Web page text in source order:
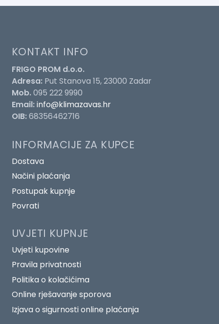
KONTAKT INFO
FRIGO PROM d.o.o.
Adresa: Put Stanova 15, 23000 Zadar
Mob.095 222 9990
Email:info@klimazavas.hr
OIB:68356462716
INFORMACIJE ZA KUPCE
Dostava
Načini plaćanja
Postupak kupnje
Povrati
UVJETI KUPNJE
Uvjeti kupovine
Pravila privatnosti
Politika o kolačićima
Online rješavanje sporova
Izjava o sigurnosti online plaćanja